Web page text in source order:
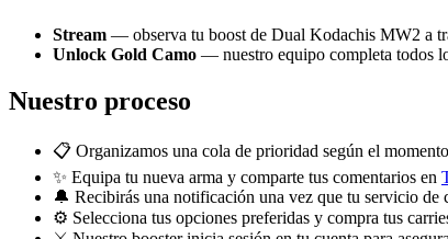
Stream — observa tu boost de Dual Kodachis MW2 a
Unlock Gold Camo — nuestro equipo completa todos
Nuestro proceso
📋 Organizamos una cola de prioridad según el
✨ Equipa tu nueva arma y comparte tus comentarios en
🔔 Recibirás una notificación una vez que tu servicio
⚙️ Selecciona tus opciones preferidas y compra tus